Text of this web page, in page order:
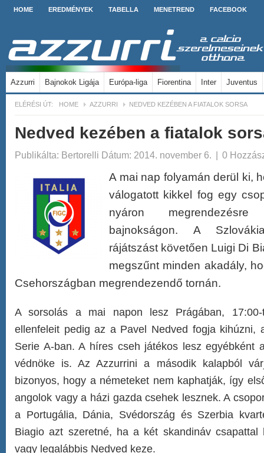
HOME EREDMÉNYEK TABELLA MENETREND FACEBOOK
Azzurri Bajnokok Ligája Európa-liga Fiorentina Inter Juventus
ELÉRÉSI ÚT: HOME AZZURRI NEDVED KEZÉBEN A FIATALOK SORSA
Nedved kezében a fiatalok
Publikálta: Bertorelli Dátum: 2014. november 6. | 0
A mai nap folyamán derül ki,
válogatott kikkel fog egy
nyáron
bajnokságon. A
rájátszást követően Luigi Di
megszűnt minden akadály,
Csehországban megrendezendő tornán.
A sorsolás a mai napon lesz Prágában,
ellenfeleit pedig az a Pavel Nedved fogja kihúzni,
Serie A-ban. A híres cseh játékos lesz egyébként
védnöke is. Az Azzurrini a második kalapból
bizonyos, hogy a németeket nem kaphatják, így
angolok vagy a házi gazda csehek lesznek. A
a Portugália, Dánia, Svédország és Szerbia
Biagio azt szeretné, ha a két skandináv
vagy legalábbis Nedved keze.